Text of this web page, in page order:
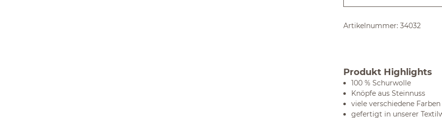
Artikelnummer: 34032
Produkt Highlights
100 % Schurwolle
Knöpfe aus Steinnuss
viele verschiedene
gefertigt in unserer